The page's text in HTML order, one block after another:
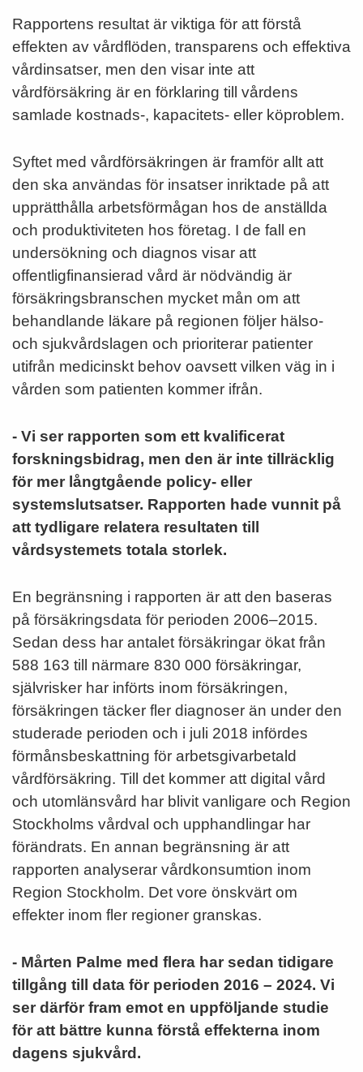
Rapportens resultat är viktiga för att förstå
effekten av vårdflöden, transparens och effektiva
vårdinsatser, men den visar inte att
vårdförsäkring är en förklaring till vårdens
samlade kostnads-, kapacitets- eller köproblem.
Syftet med vårdförsäkringen är framför allt att
den ska användas för insatser inriktade på att
upprätthålla arbetsförmågan hos de anställda
och produktiviteten hos företag. I de fall en
undersökning och diagnos visar att
offentligfinansierad vård är nödvändig är
försäkringsbranschen mycket mån om att
behandlande läkare på regionen följer hälso-
och sjukvårdslagen och prioriterar patienter
utifrån medicinskt behov oavsett vilken väg in i
vården som patienten kommer ifrån.
- Vi ser rapporten som ett kvalificerat
forskningsbidrag, men den är inte tillräcklig
för mer långtgående policy- eller
systemslutsatser. Rapporten hade vunnit på
att tydligare relatera resultaten till
vårdsystemets totala storlek.
En begränsning i rapporten är att den baseras
på försäkringsdata för perioden 2006–2015.
Sedan dess har antalet försäkringar ökat från
588 163 till närmare 830 000 försäkringar,
självrisker har införts inom försäkringen,
försäkringen täcker fler diagnoser än under den
studerade perioden och i juli 2018 infördes
förmånsbeskattning för arbetsgivarbetald
vårdförsäkring. Till det kommer att digital vård
och utomlänsvård har blivit vanligare och Region
Stockholms vårdval och upphandlingar har
förändrats. En annan begränsning är att
rapporten analyserar vårdkonsumtion inom
Region Stockholm. Det vore önskvärt om
effekter inom fler regioner granskas.
- Mårten Palme med flera har sedan tidigare
tillgång till data för perioden 2016 – 2024. Vi
ser därför fram emot en uppföljande studie
för att bättre kunna förstå effekterna inom
dagens sjukvård.